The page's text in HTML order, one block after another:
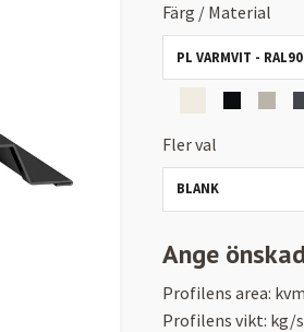
Färg / Material
PL VARMVIT -
Fler val
BLANK
Ange
Profilens area:
Profilens vikt: kg/